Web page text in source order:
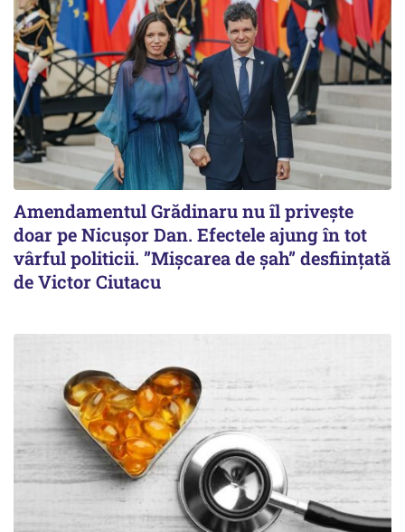
Amendamentul Grădinaru nu îl privește
doar pe Nicușor Dan. Efectele ajung în tot
vârful politicii. ”Mișcarea de șah” desființată
de Victor Ciutacu